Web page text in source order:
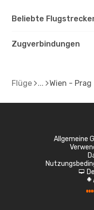
Beliebte
Zugverbindungen
Flüge Wien - Prag
Allgemeine
d
A